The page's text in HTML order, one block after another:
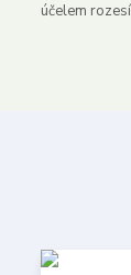
účelem